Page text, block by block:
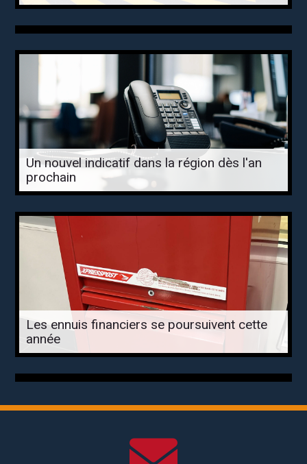
Un nouvel indicatif dans la région dès l'an
prochain
Les ennuis financiers se poursuivent cette
année